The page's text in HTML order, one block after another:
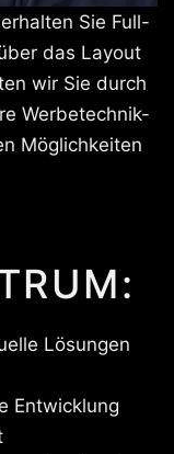
Sie Full-
das Layout
wir Sie durch
Werbetechnik-
Möglichkeiten
Lösungen
Entwicklung